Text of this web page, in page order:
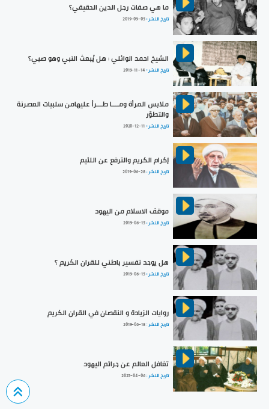
ما هي صفات رجل الدين الحقيقي؟
تاريخ النشر :2019-09-05
الشيخ احمد الوائلي : هل يُبعث النبي وهو صبي؟
تاريخ النشر : 2019-11-14
ملابس المرأة ومــــا طـــرأ عليهامن سلبيات العصرنة
والتطوّر
تاريخ النشر : 2020-12-11
إكرام الكريم والترفع عن اللئيم
تاريخ النشر :2019-06-28
موقف الاسلام من اليهود
تاريخ النشر :2019-06-15
هل يوجد تفسير باطني للقران الكريم ؟
تاريخ النشر :2019-06-15
روايات الزيادة و النقصان في القران الكريم
تاريخ النشر :2019-06-18
تغافل العالم عن جرائم اليهود
تاريخ النشر :2025-04-06